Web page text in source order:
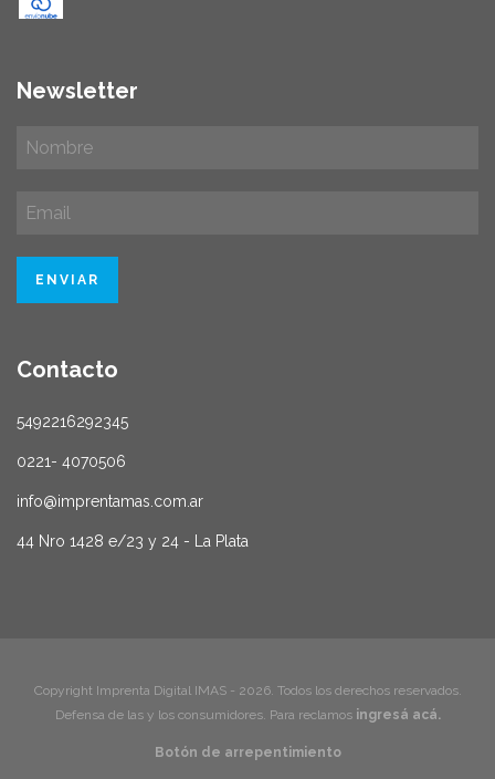
Newsletter
Contacto
5492216292345
0221- 4070506
info@imprentamas.com.ar
44 Nro 1428 e/23 y 24 - La Plata
Copyright Imprenta Digital IMAS - 2026. Todos los derechos reservados.
Defensa de las y los consumidores. Para reclamos ingresá acá.
Botón de arrepentimiento